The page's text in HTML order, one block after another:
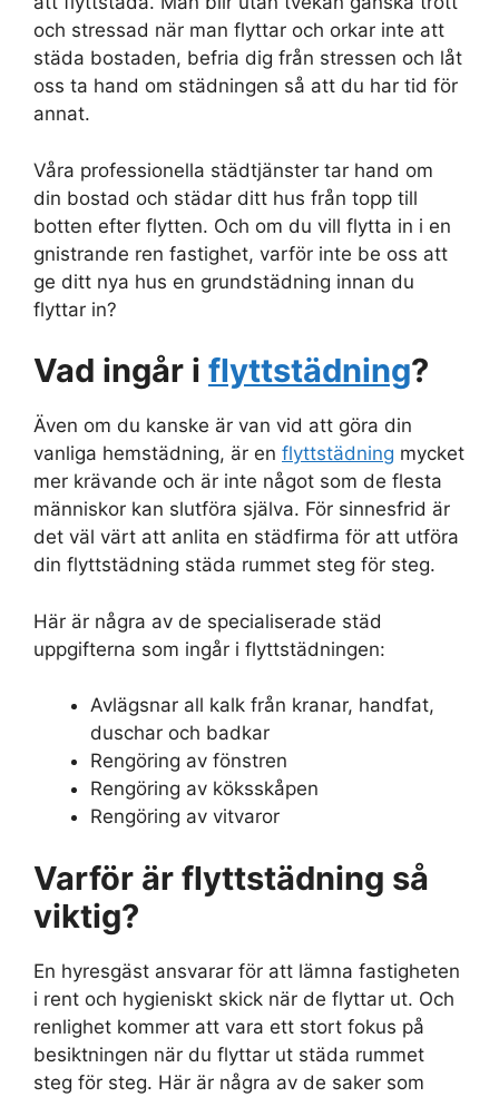
och stressad när man flyttar och orkar inte att
städa bostaden, befria dig från stressen och låt
oss ta hand om städningen så att du har tid för
annat.
Våra professionella städtjänster tar hand om
din bostad och städar ditt hus från topp till
botten efter flytten. Och om du vill flytta in i en
gnistrande ren fastighet, varför inte be oss att
ge ditt nya hus en grundstädning innan du
flyttar in?
Vad ingår i flyttstädning?
Även om du kanske är van vid att göra din
vanliga hemstädning, är en flyttstädning mycket
mer krävande och är inte något som de flesta
människor kan slutföra själva. För sinnesfrid är
det väl värt att anlita en städfirma för att utföra
din flyttstädning städa rummet steg för steg.
Här är några av de specialiserade städ
uppgifterna som ingår i flyttstädningen:
Avlägsnar all kalk från kranar, handfat,
duschar och badkar
Rengöring av fönstren
Rengöring av köksskåpen
Rengöring av vitvaror
Varför är flyttstädning så
viktig?
En hyresgäst ansvarar för att lämna fastigheten
i rent och hygieniskt skick när de flyttar ut. Och
renlighet kommer att vara ett stort fokus på
besiktningen när du flyttar ut städa rummet
steg för steg. Här är några av de saker som